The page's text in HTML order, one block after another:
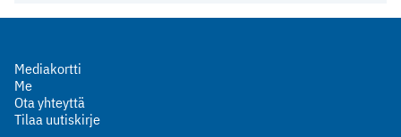
Mediakortti
Me
Ota yhteyttä
Tilaa uutiskirje